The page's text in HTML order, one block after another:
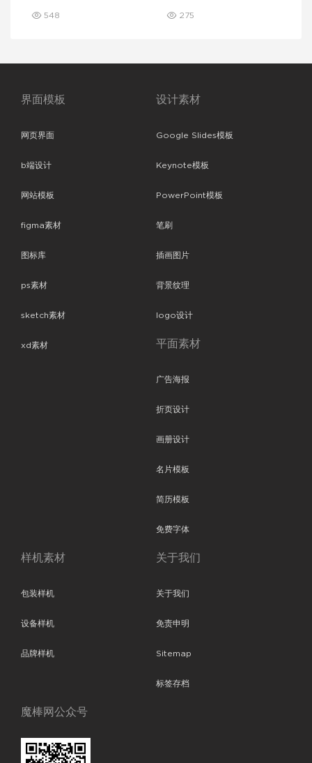
548 275
界面模板
网页界面
b端设计
网站模板
figma素材
图标库
ps素材
sketch素材
xd素材
设计素材
Google Slides模板
Keynote模板
PowerPoint模板
笔刷
插画图片
背景纹理
logo设计
平面素材
广告海报
折页设计
画册设计
名片模板
简历模板
免费字体
样机素材
包装样机
设备样机
品牌样机
关于我们
关于我们
免责申明
Sitemap
标签存档
魔棒网公众号